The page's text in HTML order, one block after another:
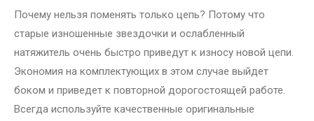
Почему нельзя поменять только цепь? Потому что
старые изношенные звездочки и ослабленный
натяжитель очень быстро приведут к износу новой цепи.
Экономия на комплектующих в этом случае выйдет
боком и приведет к повторной дорогостоящей работе.
Всегда используйте качественные оригинальные